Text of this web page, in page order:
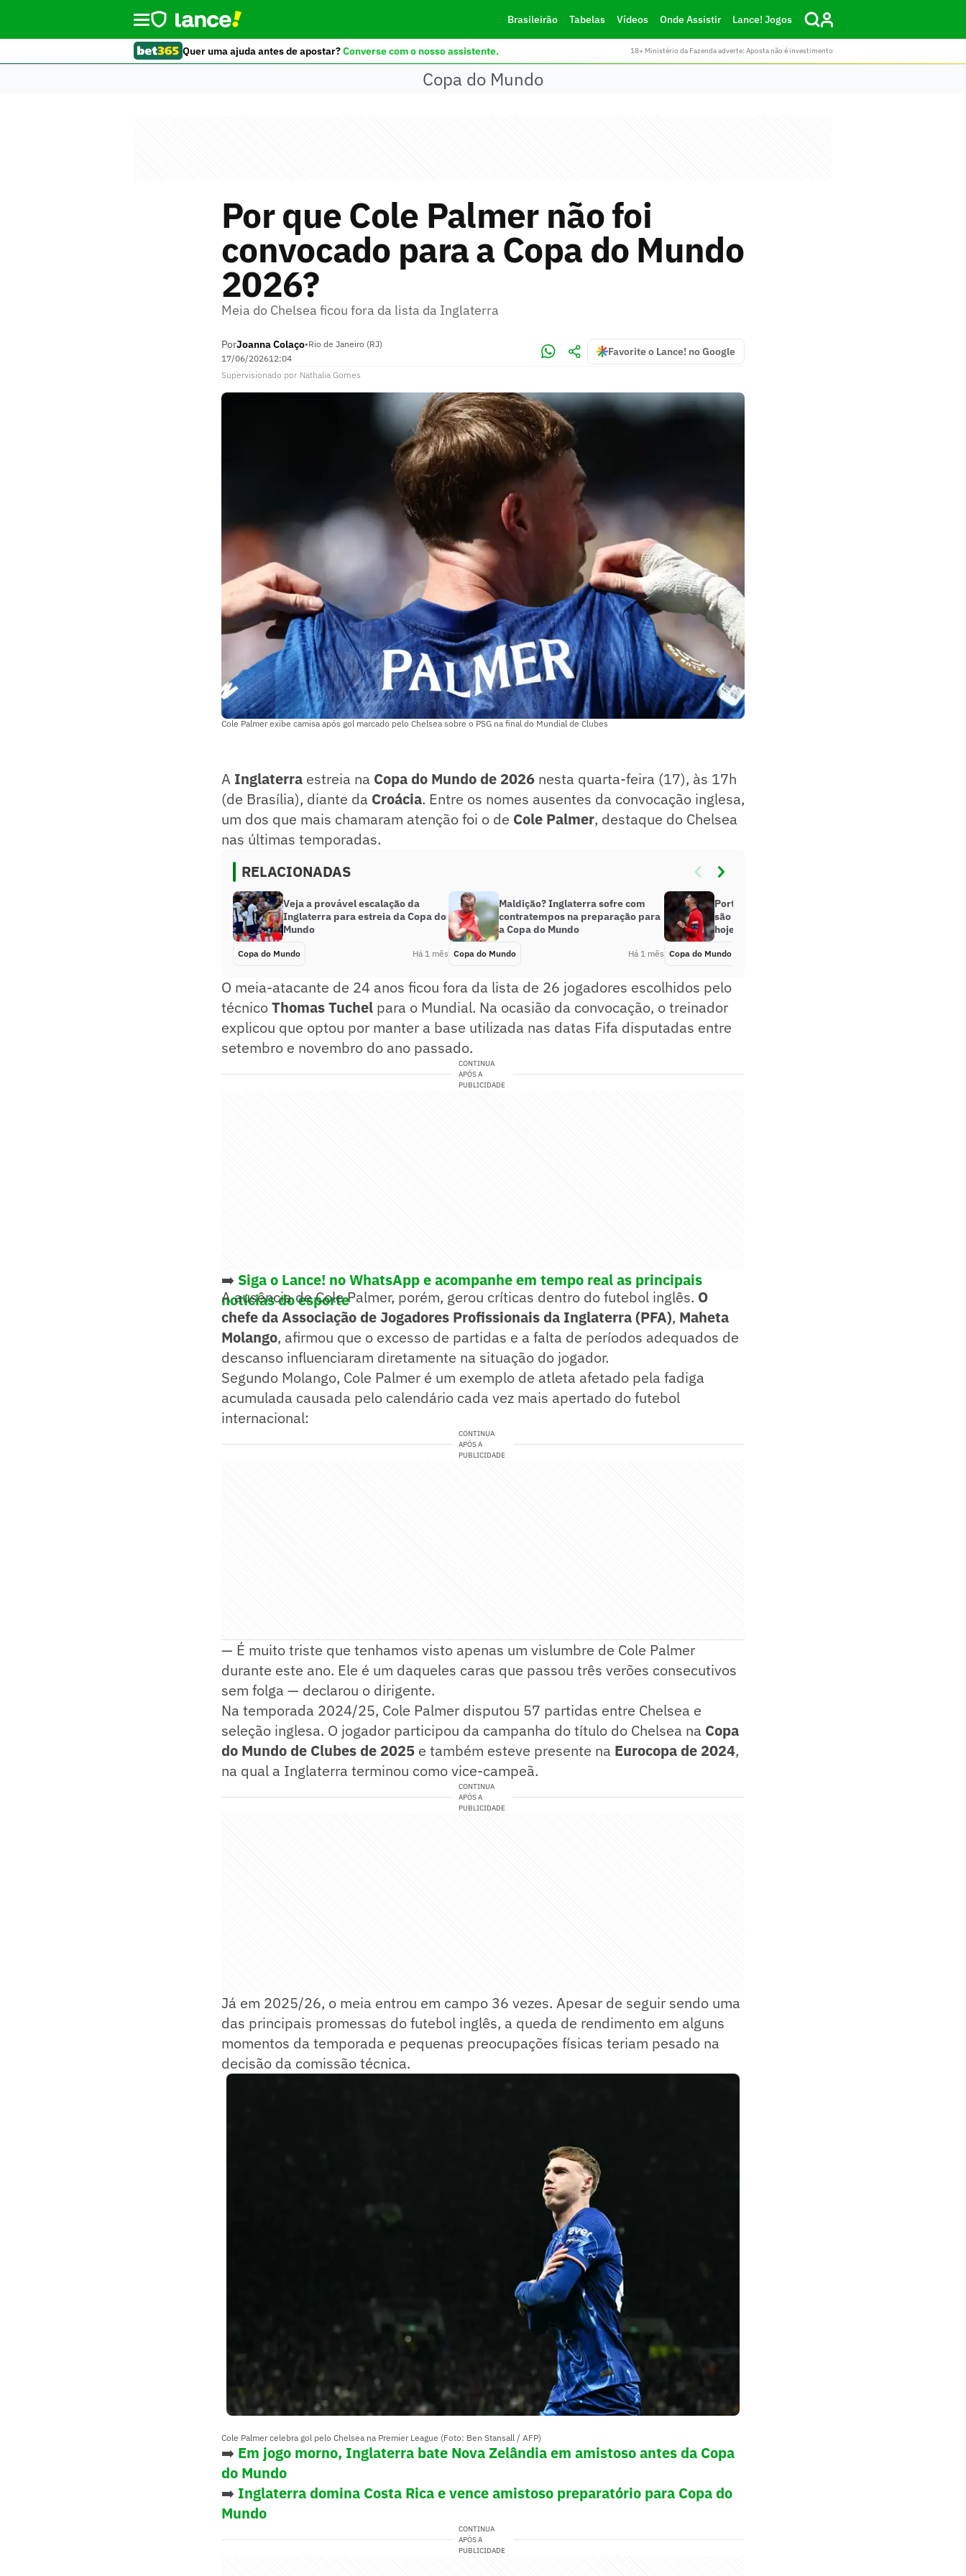
Brasileirão Tabelas Vídeos Onde Assistir Lance! Jogos
Quer uma ajuda antes de apostar?Converse com o nosso assistente. 18+ Ministério da Fazenda adverte: Aposta não é investimento
Copa do Mundo
Por que Cole Palmer não foi
convocado para a Copa do Mundo
2026?
Meia do Chelsea ficou fora da lista da Inglaterra
PorJoanna Colaço•Rio de Janeiro (RJ)
17/06/202612:04
Favorite o Lance! no Google
Supervisionado por Nathalia Gomes
Cole Palmer exibe camisa após gol marcado pelo Chelsea sobre o PSG na final do Mundial de Clubes
A Inglaterra estreia na Copa do Mundo de 2026 nesta quarta-feira (17), às 17h
(de Brasília), diante da Croácia. Entre os nomes ausentes da convocação inglesa,
um dos que mais chamaram atenção foi o de Cole Palmer, destaque do Chelsea
nas últimas temporadas.
RELACIONADAS
Veja a provável escalação da
Inglaterra para estreia da Copa do
Mundo
Copa do Mundo Há 1 mês
Maldição? Inglaterra sofre com
contratempos na preparação para
a Copa do Mundo
Copa do Mundo Há 1 mês
Portugal, Inglaterra e mais: quais
são os jogos da Copa do Mundo de
hoje (17/06)?
Copa do Mundo
O meia-atacante de 24 anos ficou fora da lista de 26 jogadores escolhidos pelo
técnicoThomas Tuchel para o Mundial. Na ocasião da convocação, o treinador
explicou que optou por manter a base utilizada nas datas Fifa disputadas entre
setembro e novembro do ano passado.
CONTINUA
APÓS A
PUBLICIDADE
➡️ Siga o Lance! no WhatsApp e acompanhe em tempo real as principais
notícias do esporte
A ausência de Cole Palmer, porém, gerou críticas dentro do futebol inglês. O
chefe da Associação de Jogadores Profissionais da Inglaterra (PFA), Maheta
Molango, afirmou que o excesso de partidas e a falta de períodos adequados de
descanso influenciaram diretamente na situação do jogador.
Segundo Molango, Cole Palmer é um exemplo de atleta afetado pela fadiga
acumulada causada pelo calendário cada vez mais apertado do futebol
internacional:
CONTINUA
APÓS A
PUBLICIDADE
— É muito triste que tenhamos visto apenas um vislumbre de Cole Palmer
durante este ano. Ele é um daqueles caras que passou três verões consecutivos
sem folga — declarou o dirigente.
Na temporada 2024/25, Cole Palmer disputou 57 partidas entre Chelsea e
seleção inglesa. O jogador participou da campanha do título do Chelsea na Copa
do Mundo de Clubes de 2025 e também esteve presente na Eurocopa de 2024,
na qual a Inglaterra terminou como vice-campeã.
CONTINUA
APÓS A
PUBLICIDADE
Já em 2025/26, o meia entrou em campo 36 vezes. Apesar de seguir sendo uma
das principais promessas do futebol inglês, a queda de rendimento em alguns
momentos da temporada e pequenas preocupações físicas teriam pesado na
decisão da comissão técnica.
Cole Palmer celebra gol pelo Chelsea na Premier League (Foto: Ben Stansall / AFP)
➡️ Em jogo morno, Inglaterra bate Nova Zelândia em amistoso antes da Copa
do Mundo
➡️ Inglaterra domina Costa Rica e vence amistoso preparatório para Copa do
Mundo
CONTINUA
APÓS A
PUBLICIDADE